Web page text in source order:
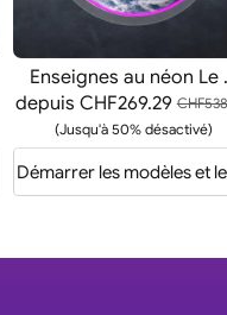
depuisCHF269.29
(Jusqu'à 50% désactivé)
Démarrer les modèles et